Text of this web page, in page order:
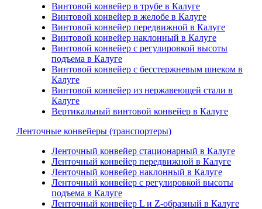
Винтовой конвейер в трубе в Калуге
Винтовой конвейер в желобе в Калуге
Винтовой конвейер передвижной в Калуге
Винтовой конвейер наклонный в Калуге
Винтовой конвейер с регулировкой высоты
подъема в Калуге
Винтовой конвейер с бесстержневым шнеком в
Калуге
Винтовой конвейер из нержавеющей стали в
Калуге
Вертикальный винтовой конвейер в Калуге
Ленточные конвейеры (транспортеры)
Ленточный конвейер стационарный в Калуге
Ленточный конвейер передвижной в Калуге
Ленточный конвейер наклонный в Калуге
Ленточный конвейер с регулировкой высоты
подъема в Калуге
Ленточный конвейер L и Z-образный в Калуге